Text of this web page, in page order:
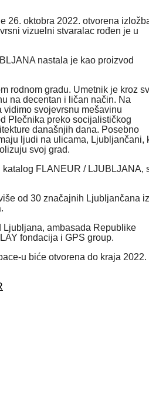
26. oktobra 2022. otvorena
vizuelni stvaralac rođen je u
nastala je kao proizvod
rodnom gradu. Umetnik je kroz
na decentan i ličan način. Na
vidimo svojevrsnu mešavinu
Plečnika preko socijalističkog
današnjih dana. Posebno
ljudi na ulicama, Ljubljančani,
svoj grad.
FLANEUR / LJUBLJANA,
od 30 značajnih Ljubljančana iz
Ljubljana, ambasada Republike
fondacija i GPS group.
u biće otvorena do kraja 2022.